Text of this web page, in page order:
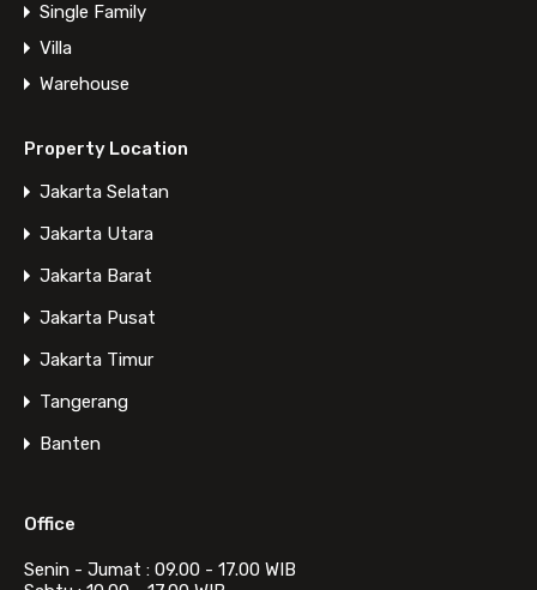
Single Family
Villa
Warehouse
Property Location
Jakarta Selatan
Jakarta Utara
Jakarta Barat
Jakarta Pusat
Jakarta Timur
Tangerang
Banten
Office
Senin - Jumat : 09.00 - 17.00 WIB